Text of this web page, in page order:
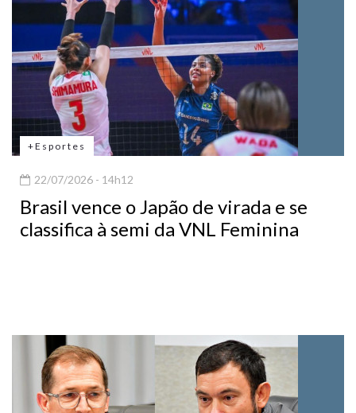
+Esportes
22/07/2026 - 14h12
Brasil vence o Japão de virada e se
classifica à semi da VNL Feminina